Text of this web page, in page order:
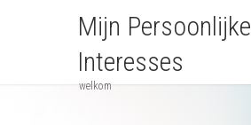
Mijn Persoonlijke
Interesses
welkom